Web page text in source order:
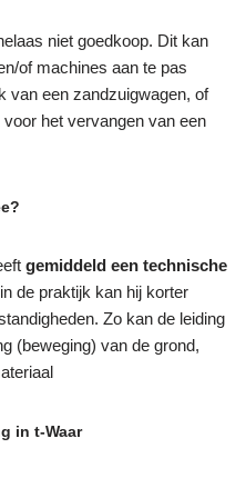
niet goedkoop. Dit kan
of machines aan te pas
van een zandzuigwagen, of
het vervangen van een
gemiddeld een technische
de praktijk kan hij korter
Zo kan de leiding
(beweging) van de grond,
in t-Waar